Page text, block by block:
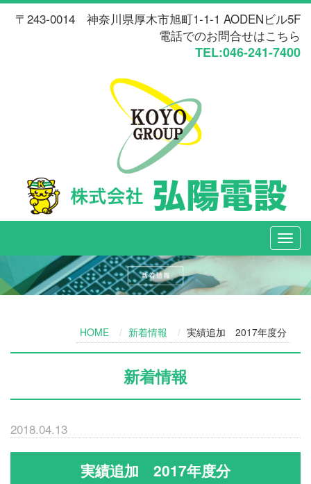
〒243-0014 神奈川県厚木市旭町1-1-1 AODENビル5F
電話でのお問合せはこちら
TEL:046-241-7400
HOME 新着情報 実績追加 2017年度分
新着情報
2018.04.13
実績追加 2017年度分